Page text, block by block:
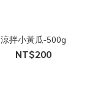
涼拌小黃瓜-500g
NT$200